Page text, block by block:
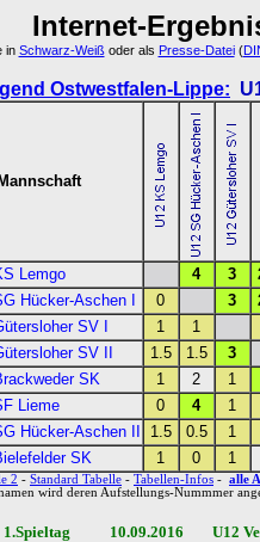
Internet-
in Schwarz-Weißoder als Presse-Datei(
Ostwestfalen-Lippe:
Mannschaft
Lemgo 4 3
Hücker-Aschen I 0 3
SV I 1 1
SV II 1.5 1.5 3
SK 1 2 1
Lieme 0 4 1
Hücker-Aschen II 1.5 0.5 1
SK 1 0 1
2 - Standard Tabelle - Tabellen-Infos - alle
wird deren Aufstellungs-Nummmer
1.Spieltag 10.09.2016 U12